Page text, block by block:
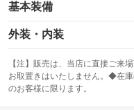
基本装備
エアバッグ：運転席/助手席
：装備あり
：装備あり
サンルーフ
：装備なし
外装・内装
カーナビ：メモリーナビ他
：装備あり
TV：ワンセグ
：装備あり
【注】販売は、当店に直接ご来
お取置きはいたしません。◆在
のお客様に限ります。